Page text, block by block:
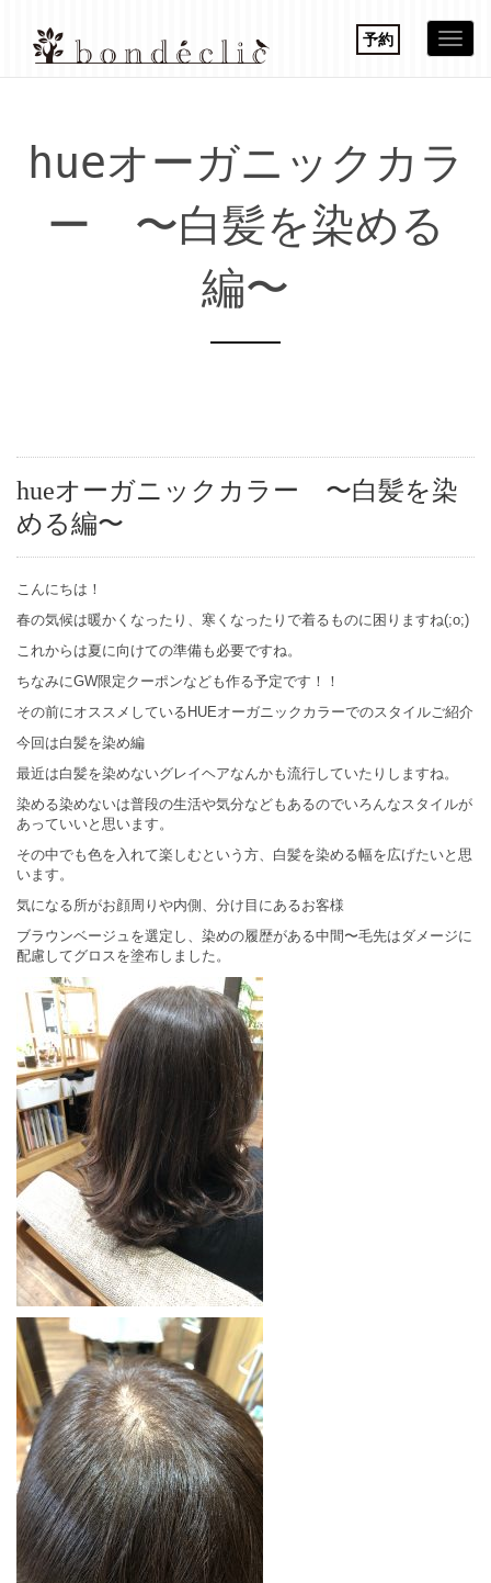
hueオーガニックカラ
ー 〜白髪を染める
編〜
予約
hueオーガニックカラー 〜白髪を染
める編〜
こんにちは！
春の気候は暖かくなったり、寒くなったりで着るものに困りますね(;o;)
これからは夏に向けての準備も必要ですね。
ちなみにGW限定クーポンなども作る予定です！！
その前にオススメしているHUEオーガニックカラーでのスタイルご紹介
今回は白髪を染め編
最近は白髪を染めないグレイヘアなんかも流行していたりしますね。
染める染めないは普段の生活や気分などもあるのでいろんなスタイルが
あっていいと思います。
その中でも色を入れて楽しむという方、白髪を染める幅を広げたいと思
います。
気になる所がお顔周りや内側、分け目にあるお客様
ブラウンベージュを選定し、染めの履歴がある中間〜毛先はダメージに
配慮してグロスを塗布しました。